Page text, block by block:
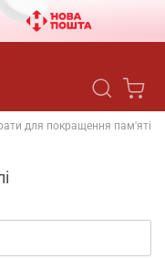
для покращення пам'яті